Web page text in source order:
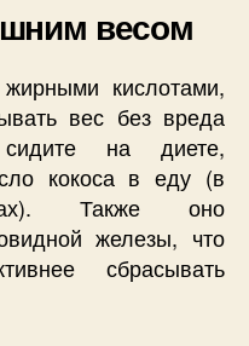
весом
кислотами,
вес без вреда
на диете,
кокоса в еду (в
Также оно
железы, что
сбрасывать